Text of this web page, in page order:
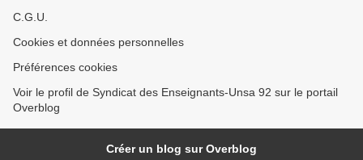
C.G.U.
Cookies et données personnelles
Préférences cookies
Voir le profil de Syndicat des Enseignants-Unsa 92 sur le portail
Overblog
Créer un blog sur Overblog